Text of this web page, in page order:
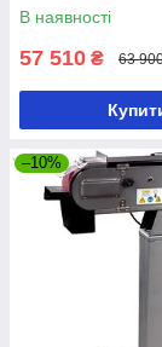
В наявності
57 510 ₴ 63
–10%